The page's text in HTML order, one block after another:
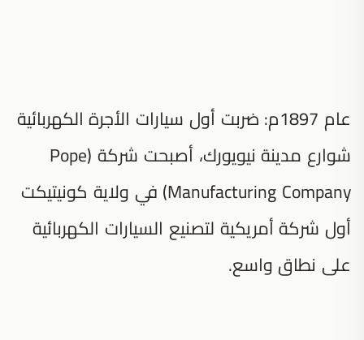
عام 1897م: ضربت أول سيارات الأجرة الكهربائية
شوارع مدينة نيويورك، أصبحت شركة (Pope
Manufacturing Company) في ولاية كونيتيكت
أول شركة أمريكية لتصنيع السيارات الكهربائية
على نطاق واسع.